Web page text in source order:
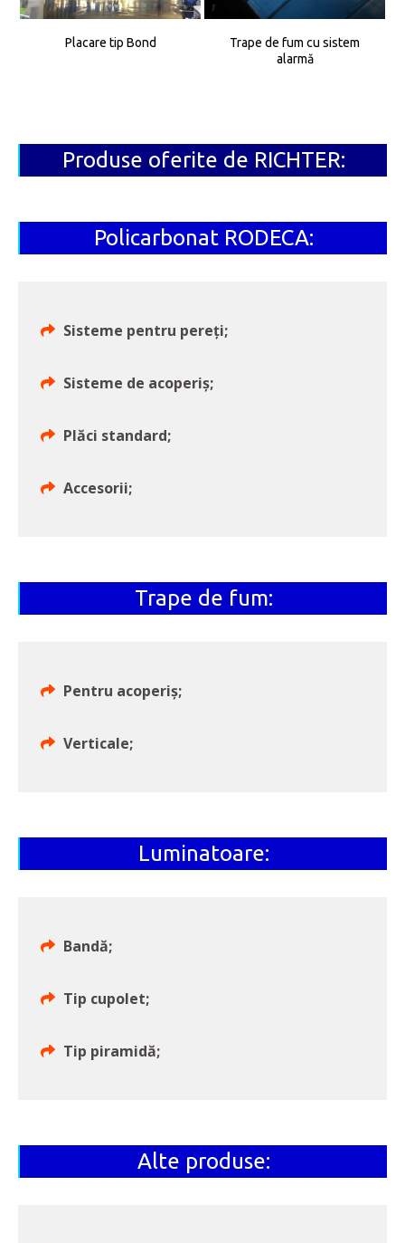
Placare tip Bond
Trape de fum cu sistem
alarmă
Produse oferite de RICHTER:
Policarbonat RODECA:
Sisteme pentru pereți;
Sisteme de acoperiș;
Plăci standard;
Accesorii;
Trape de fum:
Pentru acoperiș;
Verticale;
Luminatoare:
Bandă;
Tip cupolet;
Tip piramidă;
Alte produse: